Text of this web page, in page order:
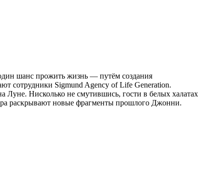
шанс прожить жизнь — путём создания
сотрудники Sigmund Agency of Life Generation.
Нисколько не смутившись, гости в белых халатах
раскрывают новые фрагменты прошлого Джонни.